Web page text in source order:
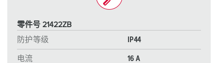
零件号 21422ZB
防护等级
IP44
电流 16 A